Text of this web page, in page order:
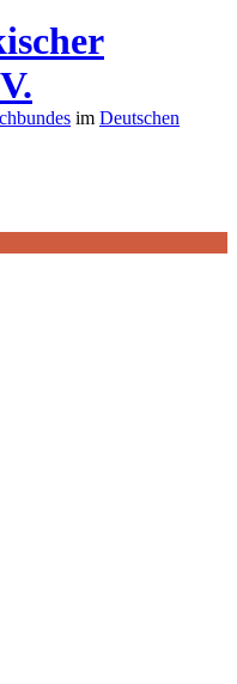
im Deutschen